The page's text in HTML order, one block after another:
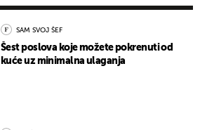
SAM SVOJ ŠEF
Šest poslova koje možete pokrenuti od
kuće uz minimalna ulaganja